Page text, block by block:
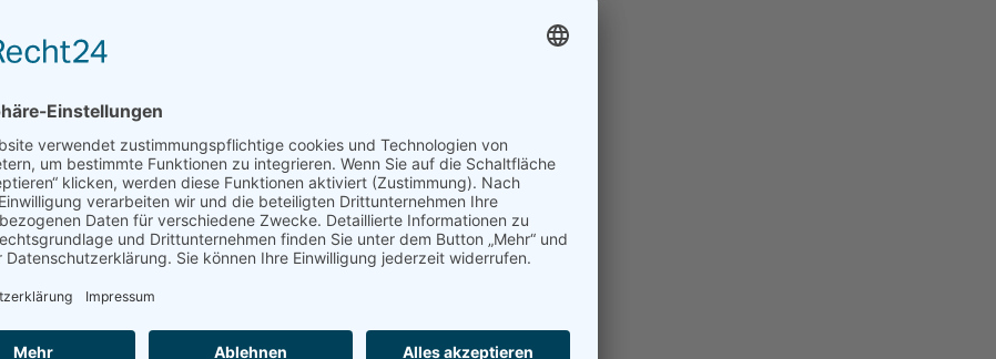
Beruf"
1.
Tag der
Kompetenzanalyse
Profil AC
Zukunftstag
Ideen EXPO
Stufe 9
Profilunterricht
Elternabend zum
Schuljahresbeginn
Berufsberatung
"Finde deinen
Beruf"